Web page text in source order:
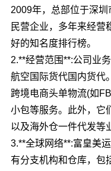
2009年，总部位于深
民营企业，多年来经营
好的知名度排行榜。
2.**经营范围**:公司业
航空国际货代国内货代
跨境电商头单物流(如
小包等服务。此外，它
以及海外仓一件代发等
3.**全球网络**:富皇美
有分支机构和仓库，包